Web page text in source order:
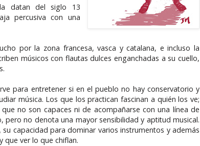
datan del siglo 13
percusiva con una
por la zona francesa, vasca y catalana, e incluso la
músicos con flautas dulces enganchadas a su cuello,
para entretener si en el pueblo no hay conservatorio y
música. Los que los practican fascinan a quién los ve;
no son capaces ni de acompañarse con una línea de
no denota una mayor sensibilidad y aptitud musical.
capacidad para dominar varios instrumentos y además
que ver lo que chiflan.